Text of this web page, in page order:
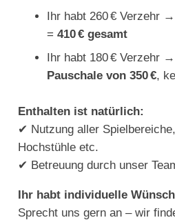
Ihr habt 260 € Verzehr
= 410 € gesamt
Ihr habt 180 € Verzehr
Pauschale von 350 €,
Enthalten ist natürlich:
✔ Nutzung aller
Hochstühle etc.
✔ Betreuung durch unser
Ihr habt individuelle
Sprecht uns gern an – wir